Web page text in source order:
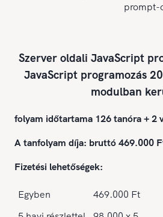
prompt-
Szerver oldali JavaScript
JavaScript programozás
modulban
folyam időtartama 126 tanóra + 2
A tanfolyam díja: bruttó 469.000
Fizetési lehetőségek:
Egyben
469.000 Ft